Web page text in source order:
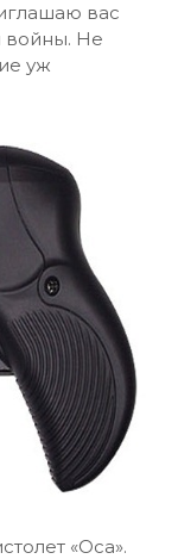
вас
войны. Не
уж
«Оса».